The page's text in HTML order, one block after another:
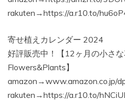
rakuten→https://a.r10.to/
寄せ植えカレンダー 2024
好評販売中！【12ヶ月の小さ
Flowers&Plants】
amazon→www.amazon.co.jp/
rakuten→https://a.r10.to/